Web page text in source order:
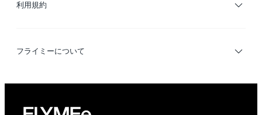
利用規約
利用規約
フライミーについて